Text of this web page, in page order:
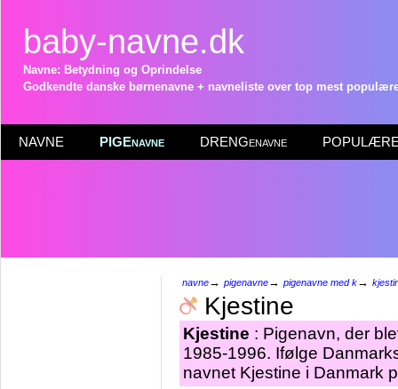
baby-navne.dk
Navne: Betydning og Oprindelse
Godkendte danske børnenavne + navneliste over top mest
NAVNE PIGEnavne DRENGenavne POPULÆRE
navne→ pigenavne→ pigenavne med k→
Kjestine
Kjestine : Pigenavn, der
1985-1996. Ifølge
navnet Kjestine i Danmark